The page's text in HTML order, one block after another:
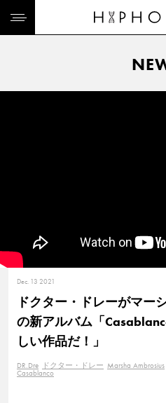
Dec. 13 2021
ドクター・ドレーがマー
の新アルバム「
しい作品だ！」
DR.Dre ドクター・ドレー Marsha Ambrosius
Casablanco